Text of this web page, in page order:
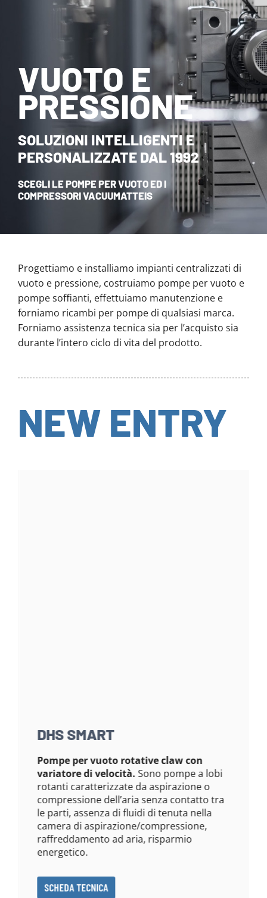
HOME
VUOTO E
PRESSIONE
SOLUZIONI INTELLIGENTI E
PERSONALIZZATE DAL 1992
SCEGLI LE POMPE PER VUOTO ED I
COMPRESSORI VACUUMATTEIS
Progettiamo e installiamo impianti centralizzati di
vuoto e pressione, costruiamo pompe per vuoto e
pompe soffianti, effettuiamo manutenzione e
forniamo ricambi per pompe di qualsiasi marca.
Forniamo assistenza tecnica sia per l’acquisto sia
durante l’intero ciclo di vita del prodotto.
NEW ENTRY
DHS SMART
Pompe per vuoto rotative claw con
variatore di velocità.Sono pompe a lobi
rotanti caratterizzate da aspirazione o
compressione dell’aria senza contatto tra
le parti, assenza di fluidi di tenuta nella
camera di aspirazione/compressione,
raffreddamento ad aria, risparmio
energetico.
SCHEDA TECNICA